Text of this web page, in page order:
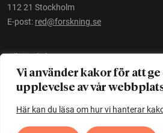
Vi använder kakor för att
upplevelse av vår
Här kan du läsa om hur vi hanterar
112 21 Stockholm
E-post: red@forskning.se
Tillgänglighet
Ett initiativ avVetenskapsrådet